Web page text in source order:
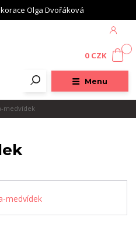
Olga Dvořáková
Menu
0 CZK
medvídek